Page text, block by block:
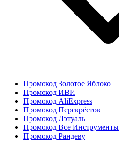
Промокод Золотое Яблоко
Промокод ИВИ
Промокод AliExpress
Промокод Перекрёсток
Промокод Лэтуаль
Промокод Все Инструменты
Промокод Рандеву